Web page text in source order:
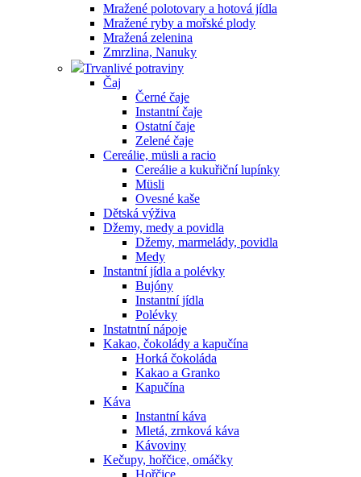
Mražené polotovary a hotová jídla
Mražené ryby a mořské plody
Mražená zelenina
Zmrzlina, Nanuky
Trvanlivé potraviny
Čaj
Černé čaje
Instantní čaje
Ostatní čaje
Zelené čaje
Cereálie, müsli a racio
Cereálie a kukuřiční lupínky
Müsli
Ovesné kaše
Dětská výživa
Džemy, medy a povidla
Džemy, marmelády, povidla
Medy
Instantní jídla a polévky
Bujóny
Instantní jídla
Polévky
Instatntní nápoje
Kakao, čokolády a kapučína
Horká čokoláda
Kakao a Granko
Kapučína
Káva
Instantní káva
Mletá, zrnková káva
Kávoviny
Kečupy, hořčice, omáčky
Hořčice